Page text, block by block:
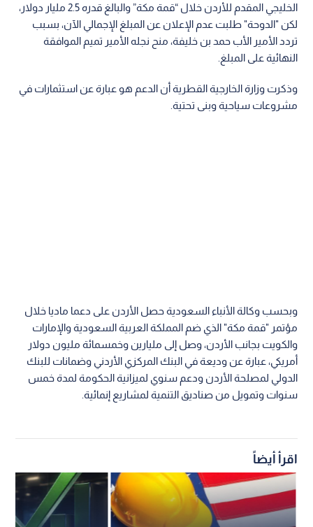
الخليجي المقدم للأردن خلال “قمة مكة” والبالغ قدره 2.5 مليار دولار،
لكن "الدوحة" طلبت عدم الإعلان عن المبلغ الإجمالي الآن، بسبب
تردد الأمير الأب حمد بن خليفة، منح نجله الأمير تميم الموافقة
النهائية على المبلغ.
وذكرت وزارة الخارجية القطرية أن الدعم هو عبارة عن استثمارات في
مشروعات سياحية وبنى تحتية.
وبحسب وكالة الأنباء السعودية حصل الأردن على دعما ماديا خلال
مؤتمر "قمة مكة" الذي ضم المملكة العربية السعودية والإمارات
والكويت بجانب الأردن، وصل إلى مليارين وخمسمائة مليون دولار
أمريكي، عبارة عن وديعة في البنك المركزي الأردني وضمانات للبنك
الدولي لمصلحة الأردن ودعم سنوي لميزانية الحكومة لمدة خمس
سنوات وتمويل من صناديق التنمية لمشاريع إنمائية.
اقرأ أيضاً